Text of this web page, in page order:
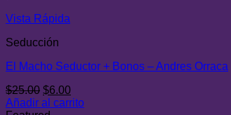
$28.00.
Vista Rápida
Seducción
El Macho Seductor + Bonos – Andres Orraca
$25.00 El
precio
$6.00El
precio
Añadir al carrito